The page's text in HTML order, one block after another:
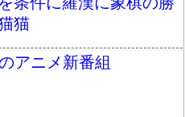
猫
アニメ新番組